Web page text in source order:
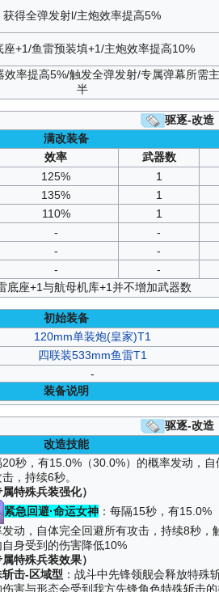
获得全弹发射l/主炮效率提高5%
座+1/鱼雷预装填+1/主炮效率提高10%
率提高5%/触发全弹发射/专属弹幕所需
半
驱逐-改造
满改装备
效率 武器数
125% 1
135% 1
110% 1
- -
- -
- -
底座+1与航母机库+1并不增加武器数
初始装备
120mm单装炮(皇家)T1
四联装533mm鱼雷T1
-
装备说明
驱逐-改造
改造技能
20秒，有15.0%（30.0%）的概率发动，自
，持续6秒。
属特殊兵装强化）
紧急回避·命运女神：每隔15秒，有15.0%
发动，自体完全回避所有攻击，持续8秒，
自身受到的伤害降低10%
属特殊兵装效果）
击-区域型 ：战斗中先锋领舰会释放特殊
伤害与形态会受到我方先锋角色特殊斩击